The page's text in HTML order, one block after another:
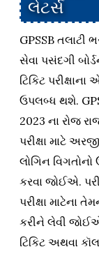
લેટર્સ
GPSSB તલાટી
સેવા પસંદગી
ટિકિટ
ઉપલબ્ધ થશે.
2023 ના રોજ
પરીક્ષા માટે
લોગિન
કરવા જોઈએ.
પરીક્ષા માટેના
કરીને લેવી
ટિકિટ અથવા કૉલ